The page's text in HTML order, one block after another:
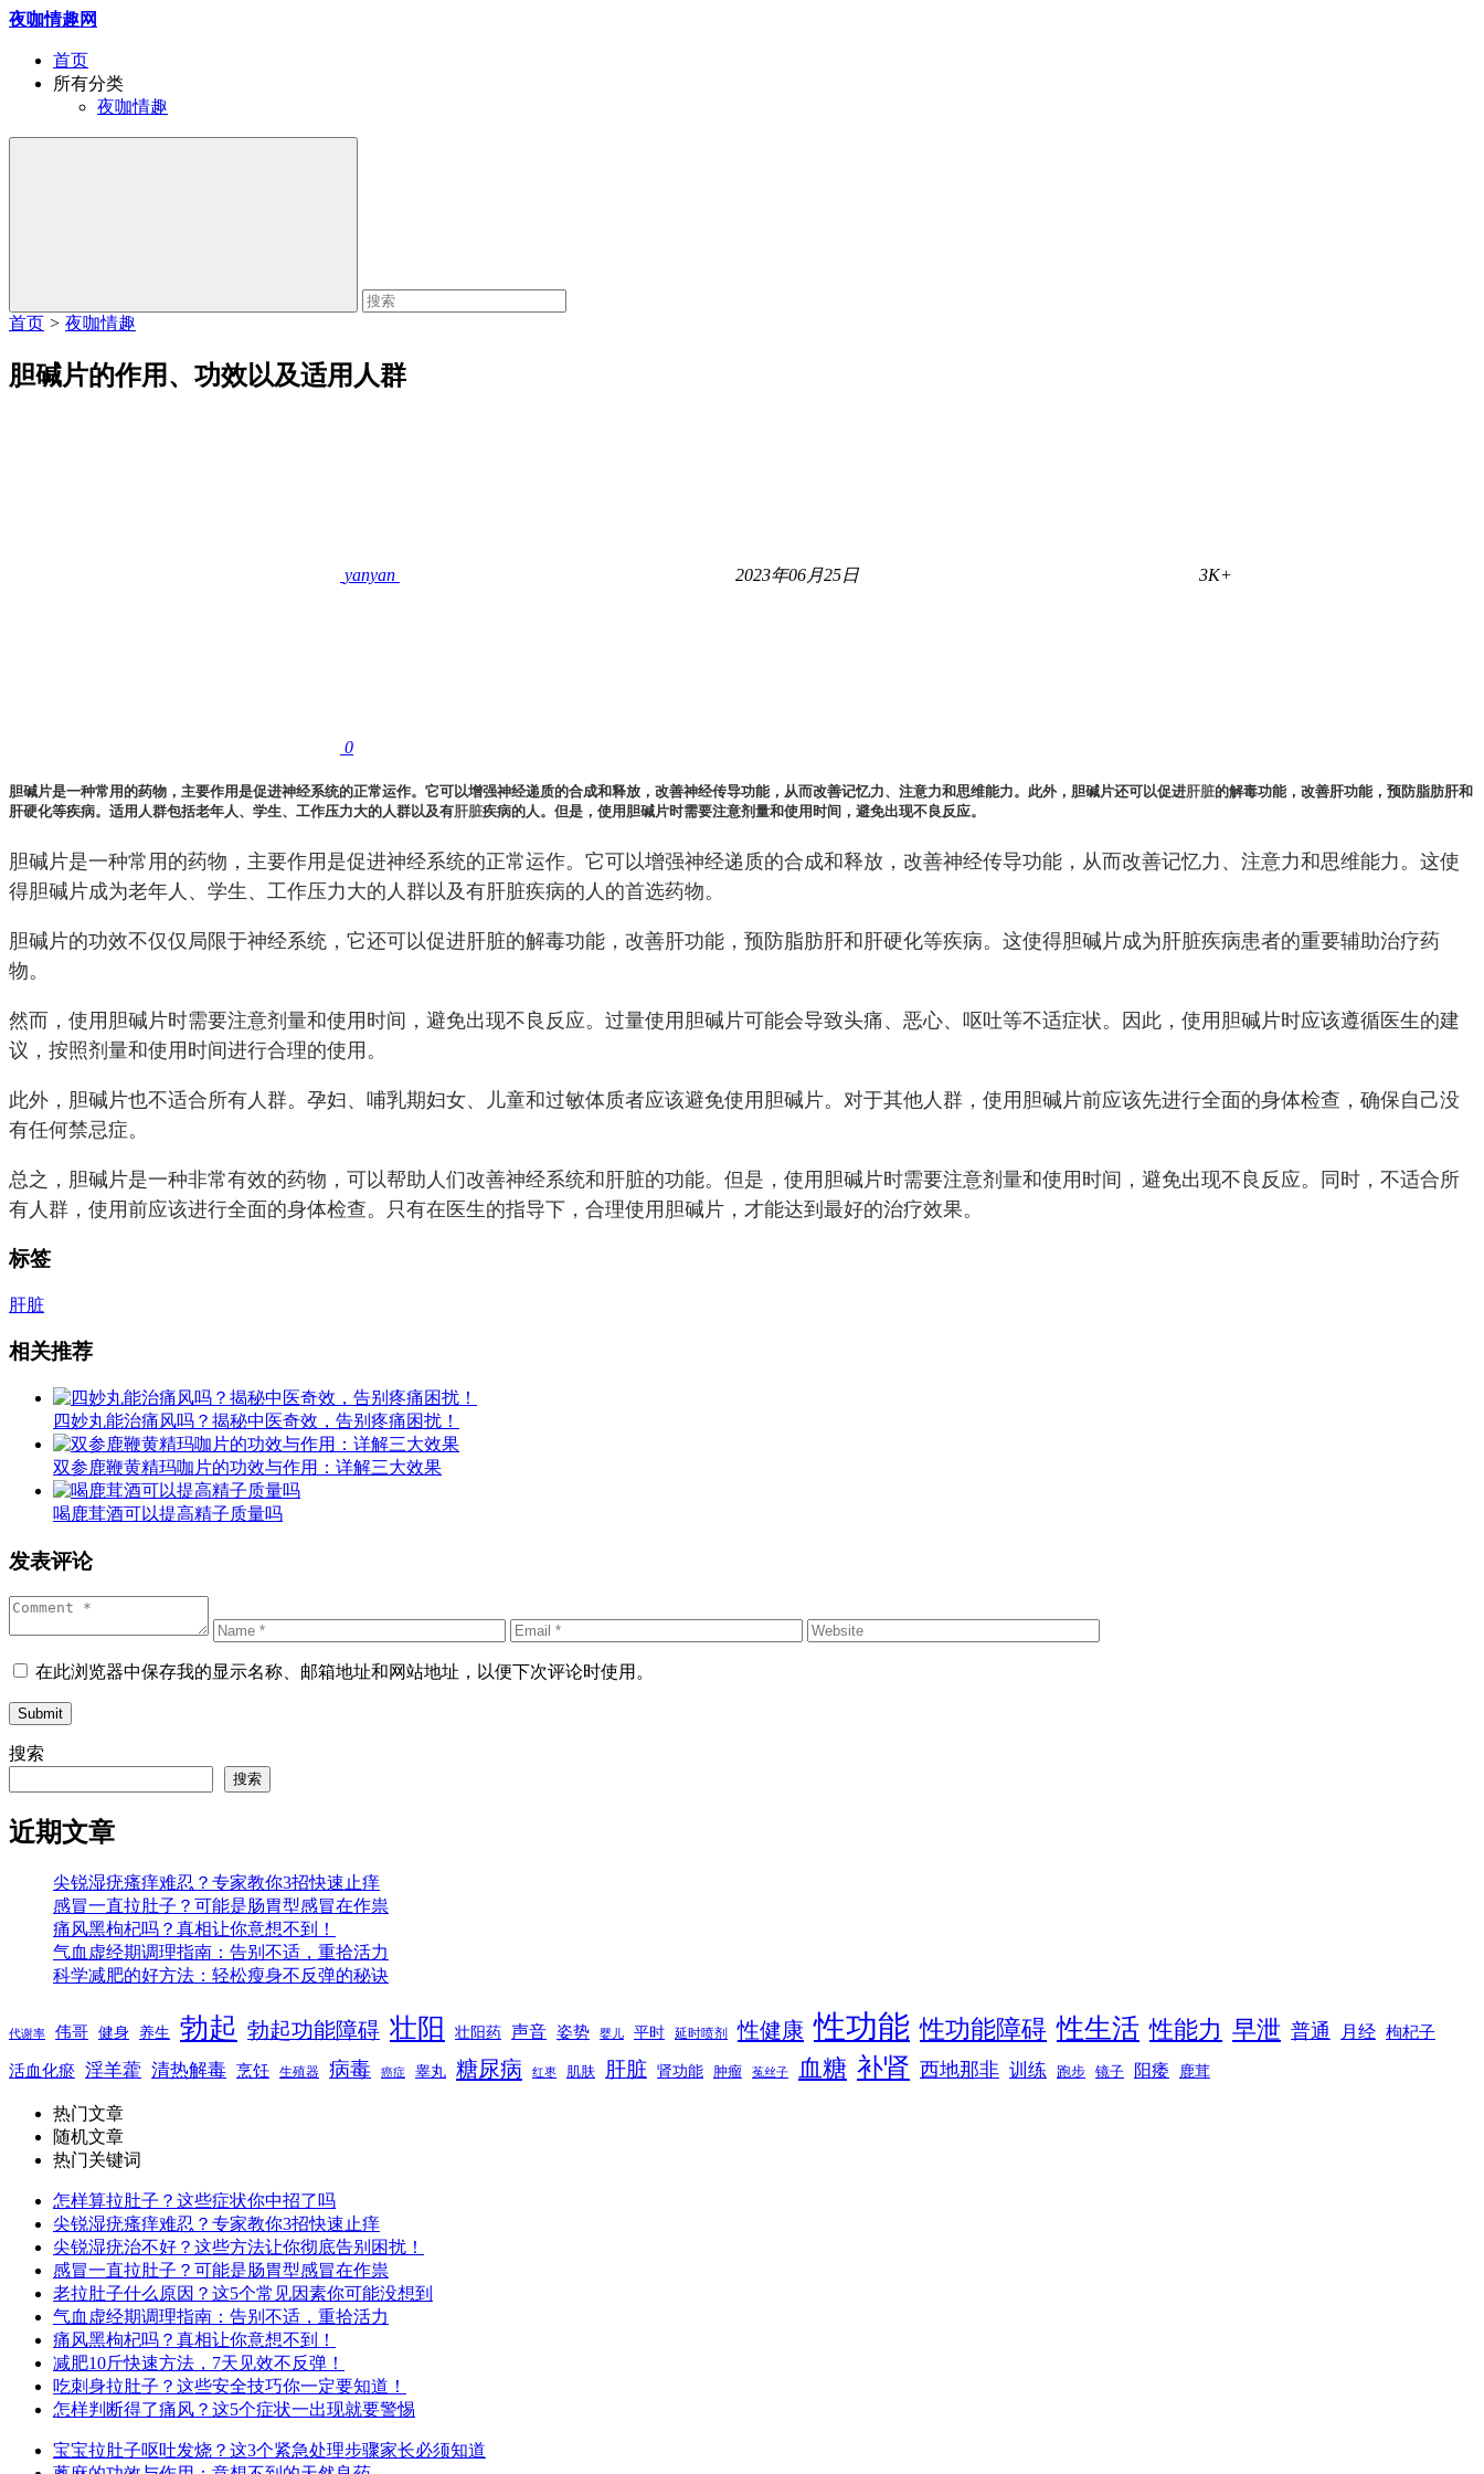
夜咖情趣网
首页
所有分类
夜咖情趣
首页 > 夜咖情趣
胆碱片的作用、功效以及适用人群
yanyan 2023年06月25日 3K+
0
胆碱片是一种常用的药物，主要作用是促进神经系统的正常运作。它可以增强神经递质的合成和释放，改善神经传导功能，从而改善记忆力、注意力和思维能力。此外，胆碱片还可以促进肝脏的解毒功能，改善肝功能，预防脂肪肝和
肝硬化等疾病。适用人群包括老年人、学生、工作压力大的人群以及有肝脏疾病的人。但是，使用胆碱片时需要注意剂量和使用时间，避免出现不良反应。
胆碱片是一种常用的药物，主要作用是促进神经系统的正常运作。它可以增强神经递质的合成和释放，改善神经传导功能，从而改善记忆力、注意力和思维能力。这使
得胆碱片成为老年人、学生、工作压力大的人群以及有肝脏疾病的人的首选药物。
胆碱片的功效不仅仅局限于神经系统，它还可以促进肝脏的解毒功能，改善肝功能，预防脂肪肝和肝硬化等疾病。这使得胆碱片成为肝脏疾病患者的重要辅助治疗药
物。
然而，使用胆碱片时需要注意剂量和使用时间，避免出现不良反应。过量使用胆碱片可能会导致头痛、恶心、呕吐等不适症状。因此，使用胆碱片时应该遵循医生的建
议，按照剂量和使用时间进行合理的使用。
此外，胆碱片也不适合所有人群。孕妇、哺乳期妇女、儿童和过敏体质者应该避免使用胆碱片。对于其他人群，使用胆碱片前应该先进行全面的身体检查，确保自己没
有任何禁忌症。
总之，胆碱片是一种非常有效的药物，可以帮助人们改善神经系统和肝脏的功能。但是，使用胆碱片时需要注意剂量和使用时间，避免出现不良反应。同时，不适合所
有人群，使用前应该进行全面的身体检查。只有在医生的指导下，合理使用胆碱片，才能达到最好的治疗效果。
标签
肝脏
相关推荐
四妙丸能治痛风吗？揭秘中医奇效，告别疼痛困扰！
双参鹿鞭黄精玛咖片的功效与作用：详解三大效果
喝鹿茸酒可以提高精子质量吗
发表评论
在此浏览器中保存我的显示名称、邮箱地址和网站地址，以便下次评论时使用。
Submit
搜索
搜索
近期文章
尖锐湿疣瘙痒难忍？专家教你3招快速止痒
感冒一直拉肚子？可能是肠胃型感冒在作祟
痛风黑枸杞吗？真相让你意想不到！
气血虚经期调理指南：告别不适，重拾活力
科学减肥的好方法：轻松瘦身不反弹的秘诀
代谢率 伟哥 健身 养生 勃起 勃起功能障碍 壮阳 壮阳药 声音 姿势 婴儿 平时 延时喷剂 性健康 性功能 性功能障碍 性生活 性能力 早泄 普通 月经 枸杞子
活血化瘀 淫羊藿 清热解毒 烹饪 生殖器 病毒 癌症 睾丸 糖尿病 红枣 肌肤 肝脏 肾功能 肿瘤 菟丝子 血糖 补肾 西地那非 训练 跑步 镜子 阳痿 鹿茸
热门文章
随机文章
热门关键词
怎样算拉肚子？这些症状你中招了吗
尖锐湿疣瘙痒难忍？专家教你3招快速止痒
尖锐湿疣治不好？这些方法让你彻底告别困扰！
感冒一直拉肚子？可能是肠胃型感冒在作祟
老拉肚子什么原因？这5个常见因素你可能没想到
气血虚经期调理指南：告别不适，重拾活力
痛风黑枸杞吗？真相让你意想不到！
减肥10斤快速方法，7天见效不反弹！
吃刺身拉肚子？这些安全技巧你一定要知道！
怎样判断得了痛风？这5个症状一出现就要警惕
宝宝拉肚子呕吐发烧？这3个紧急处理步骤家长必须知道